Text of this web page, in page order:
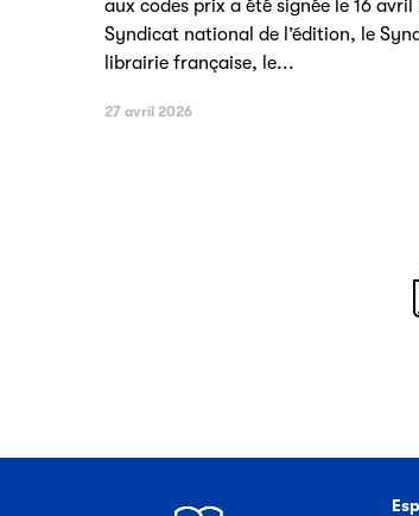
aux codes prix a été signée le 16
Syndicat national de l’édition, le
librairie française, le...
27 avril 2026